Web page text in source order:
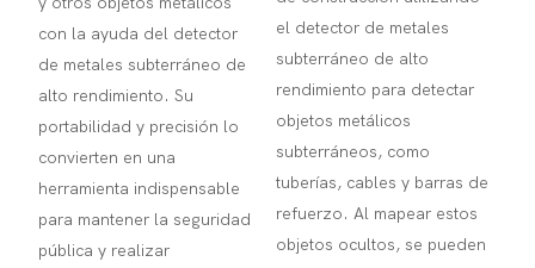
con la ayuda del detector
de metales subterráneo de
alto rendimiento. Su
portabilidad y precisión lo
convierten en una
herramienta indispensable
para mantener la seguridad
pública y realizar
el detector de metales
subterráneo de alto
rendimiento para detectar
objetos metálicos
subterráneos, como
tuberías, cables y barras de
refuerzo. Al mapear estos
objetos ocultos, se pueden